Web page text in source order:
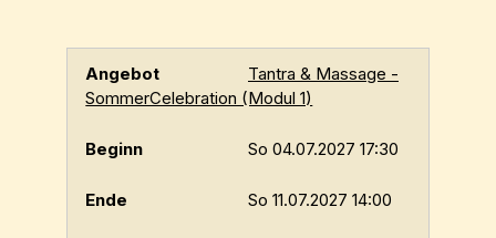
Tantra & Massage -
SommerCelebration (Modul 1)
So 04.07.2027 17:30
So 11.07.2027 14:00